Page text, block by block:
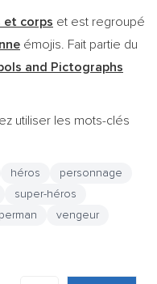
et corps et est regroupé
émojis. Fait partie du
and Pictographs
utiliser les mots-clés
héros
personnage
super-héros
vengeur